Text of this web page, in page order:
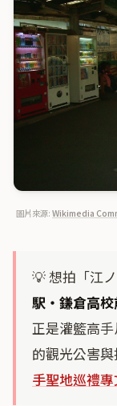
圖片來源: Wikimedia
💡 想拍「江
駅・鎌倉高
正是灌籃高
的觀光公害
手聖地巡禮